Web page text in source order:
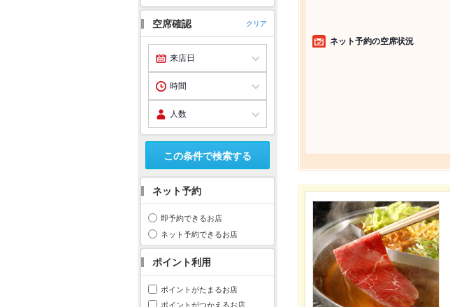
空席確認 クリア
この条件で検索する
ネット予約
即予約できるお店
ネット予約できるお店
ポイント利用
ポイントがたまるお店
ポイントがつかえるお店
ネット予約の空席状況